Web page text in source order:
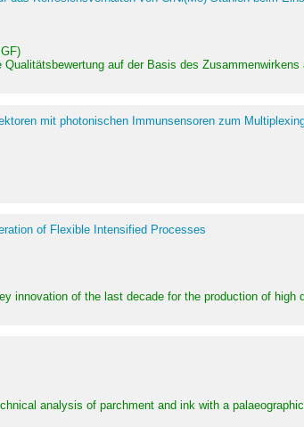
auf der Basis des
mit photonischen Immunsensoren zum
of Flexible Intensified Processes
innovation of the last decade for the production of
analysis of parchment and ink with a